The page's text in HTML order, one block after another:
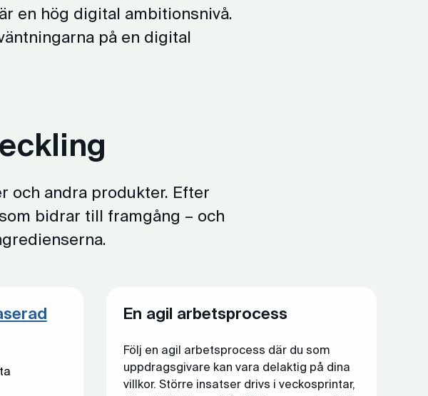
en hög digital ambitionsnivå.
på en digital
och andra produkter. Efter
bidrar till framgång – och
En agil arbetsprocess
Följ en agil arbetsprocess där du som
uppdragsgivare kan vara delaktig på dina
villkor. Större insatser drivs i veckosprintar,